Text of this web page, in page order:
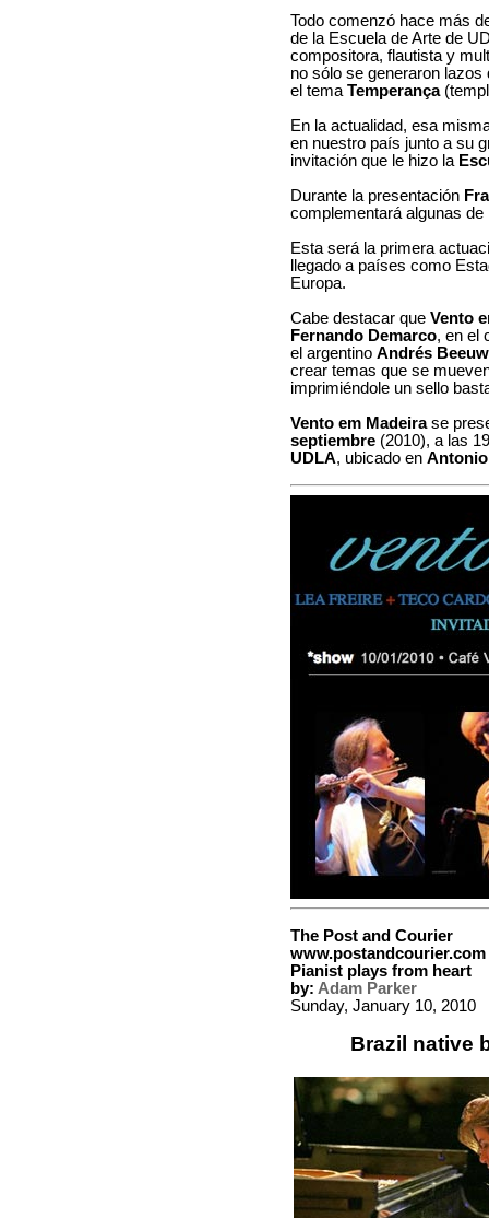
Todo comenzó hace más
de la Escuela de Arte de
compositora, flautista y
no sólo se generaron
el temaTemperança
En la actualidad, esa
en nuestro país junto a su
invitación que le hizo la
Durante la presentación
complementará algunas
Esta será la primera
llegado a países como
Europa.
Cabe destacar que Vento
Fernando Demarco, en el
el argentino Andrés
crear temas que se
imprimiéndole un sello
Vento em Madeirase
septiembre(2010), a las
UDLA, ubicado en Antonio
The Post and Courier
www.postandcourier.com
Pianist plays from heart
by: Adam Parker
Sunday, January 10, 2010
Brazil native